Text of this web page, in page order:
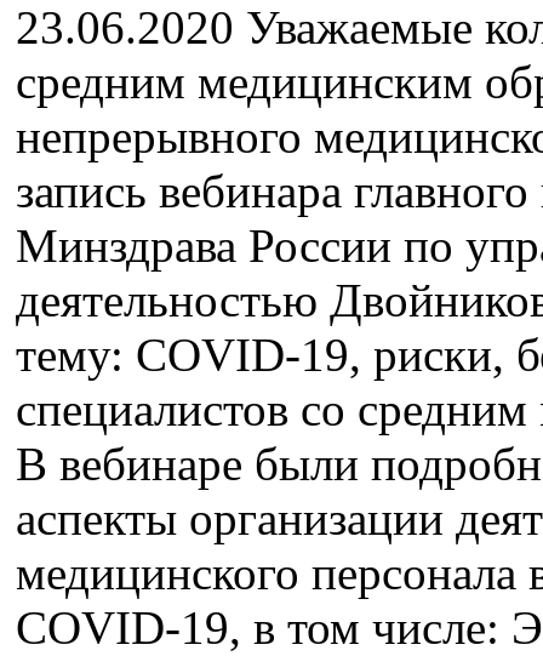
23.06.2020 Уважаемые
средним медицинским
непрерывного
запись вебинара
Минздрава России по
деятельностью
тему: COVID-19, риски,
специалистов со
В вебинаре были
аспекты организации
медицинского персонала
COVID-19, в том числе: